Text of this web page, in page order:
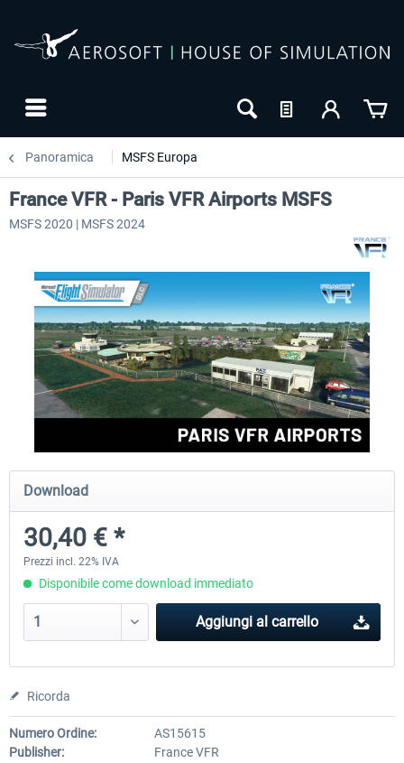
Panoramica MSFS Europa
Aerosoft Airport Cologne/Bonn
18,40 € *
sim-wings Hamburg
France VFR - Paris VFR Airports MSFS
MSFS 2020 | MSFS 2024
Download
30,40 € *
Prezzi incl. 22% IVA
Disponibile come download immediato
Aggiungi al carrello
Ricorda
Numero Ordine:
AS15615
Publisher:
France VFR